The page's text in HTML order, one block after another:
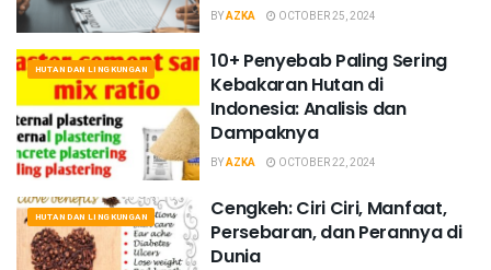
BYAZKA OCTOBER 25, 2024
HUTAN DAN LINGKUNGAN
10+ Penyebab Paling Sering
Kebakaran Hutan di
Indonesia: Analisis dan
Dampaknya
BYAZKA OCTOBER 22, 2024
HUTAN DAN LINGKUNGAN
Cengkeh: Ciri Ciri, Manfaat,
Persebaran, dan Perannya di
Dunia